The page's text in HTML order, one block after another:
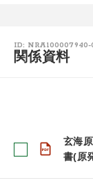
ID: NRA100007940-
関係資料
玄海
書(原